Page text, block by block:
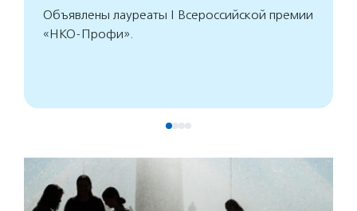
Объявлены лауреаты I Всероссийской премии
«НКО-Профи».